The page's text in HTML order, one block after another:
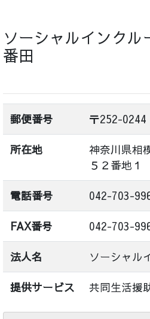
ソーシャルインクル
番田
郵便番号 〒252-0244
所在地
神奈川県相
５２番地１
電話番号 042-703-
FAX番号 042-703-
法人名 ソーシャル
提供サービス 共同生活援